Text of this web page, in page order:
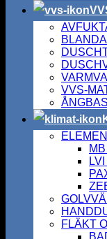
VVS-
FLÄKT